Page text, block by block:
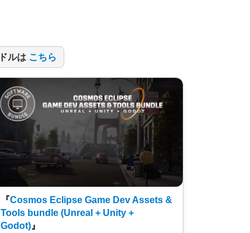
ルは こちら
『Cosmos Eclipse Game Dev Assets &
Tools bundle (Unreal + Unity +
Godot)』